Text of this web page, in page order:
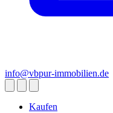
info@vbpur-immobilien.de
Kaufen